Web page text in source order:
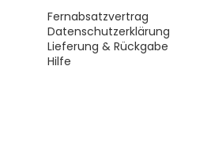
Fernabsatzvertrag
Datenschutzerklärung
Lieferung & Rückgabe
Hilfe